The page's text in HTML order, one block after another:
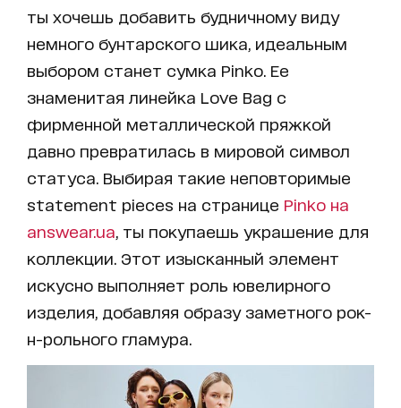
ты хочешь добавить будничному виду
немного бунтарского шика, идеальным
выбором станет сумка Pinko. Ее
знаменитая линейка Love Bag с
фирменной металлической пряжкой
давно превратилась в мировой символ
статуса. Выбирая такие неповторимые
statement pieces на странице Pinko на
answear.ua , ты покупаешь украшение для
коллекции. Этот изысканный элемент
искусно выполняет роль ювелирного
изделия, добавляя образу заметного рок-
н-рольного гламура.